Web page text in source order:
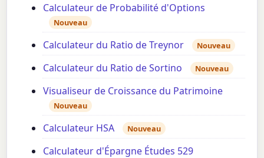
Calculateur de Probabilité d'Options
Nouveau
Calculateur du Ratio de Treynor Nouveau
Calculateur du Ratio de Sortino Nouveau
Visualiseur de Croissance du Patrimoine
Nouveau
Calculateur HSA Nouveau
Calculateur d'Épargne Études 529